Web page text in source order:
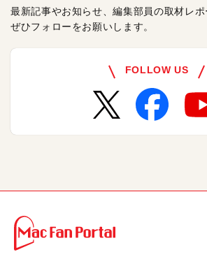
最新記事やお知らせ、編集部員の取材レポ
ぜひフォローをお願いします。
FOLLOW US